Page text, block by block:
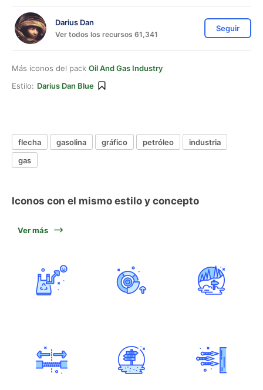
Darius Dan
Ver todos los recursos 61,341
Seguir
Más iconos del pack Oil And Gas Industry
Estilo: Darius Dan Blue
flecha gasolina gráfico petróleo
industria
gas
Iconos con el mismo estilo y concepto
Ver más